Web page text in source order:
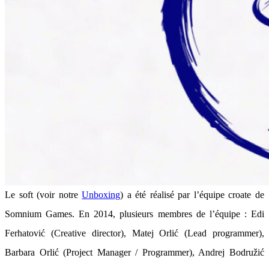
Le soft (voir notreUnboxing) a été réalisé par l’équipe croate de
Somnium Games. En 2014, plusieurs membres de l’équipe : Edi
Ferhatović (Creative director), Matej Orlić (Lead programmer),
Barbara Orlić (Project Manager / Programmer), Andrej Bodružić